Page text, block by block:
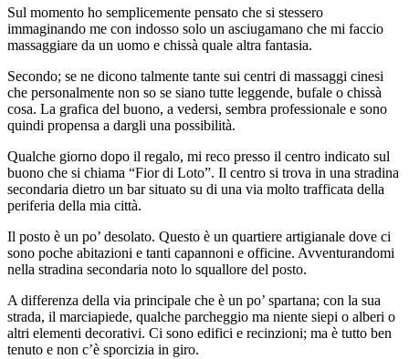
Sul momento ho semplicemente pensato che si stessero
immaginando me con indosso solo un asciugamano che mi faccio
massaggiare da un uomo e chissà quale altra fantasia.
Secondo; se ne dicono talmente tante sui centri di massaggi cinesi
che personalmente non so se siano tutte leggende, bufale o chissà
cosa. La grafica del buono, a vedersi, sembra professionale e sono
quindi propensa a dargli una possibilità.
Qualche giorno dopo il regalo, mi reco presso il centro indicato sul
buono che si chiama “Fior di Loto”. Il centro si trova in una stradina
secondaria dietro un bar situato su di una via molto trafficata della
periferia della mia città.
Il posto è un po’ desolato. Questo è un quartiere artigianale dove ci
sono poche abitazioni e tanti capannoni e officine. Avventurandomi
nella stradina secondaria noto lo squallore del posto.
A differenza della via principale che è un po’ spartana; con la sua
strada, il marciapiede, qualche parcheggio ma niente siepi o alberi o
altri elementi decorativi. Ci sono edifici e recinzioni; ma è tutto ben
tenuto e non c’è sporcizia in giro.